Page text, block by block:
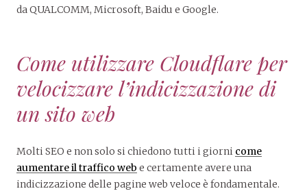
da QUALCOMM, Microsoft, Baidu e Google.
Come utilizzare Cloudflare per
velocizzare l’indicizzazione di
un sito web
Molti SEO e non solo si chiedono tutti i giorni come
aumentare il traffico web e certamente avere una
indicizzazione delle pagine web veloce è fondamentale.